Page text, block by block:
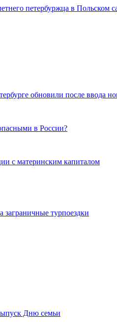
петербуржца в Польском
обновили после ввода
в России?
с материнским капиталом
заграничные турпоездки
Дню семьи